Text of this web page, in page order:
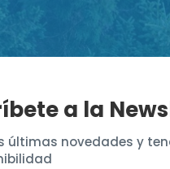
a la
últimas novedades y